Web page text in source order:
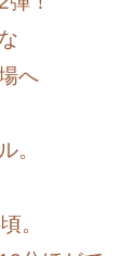
へ
。
。